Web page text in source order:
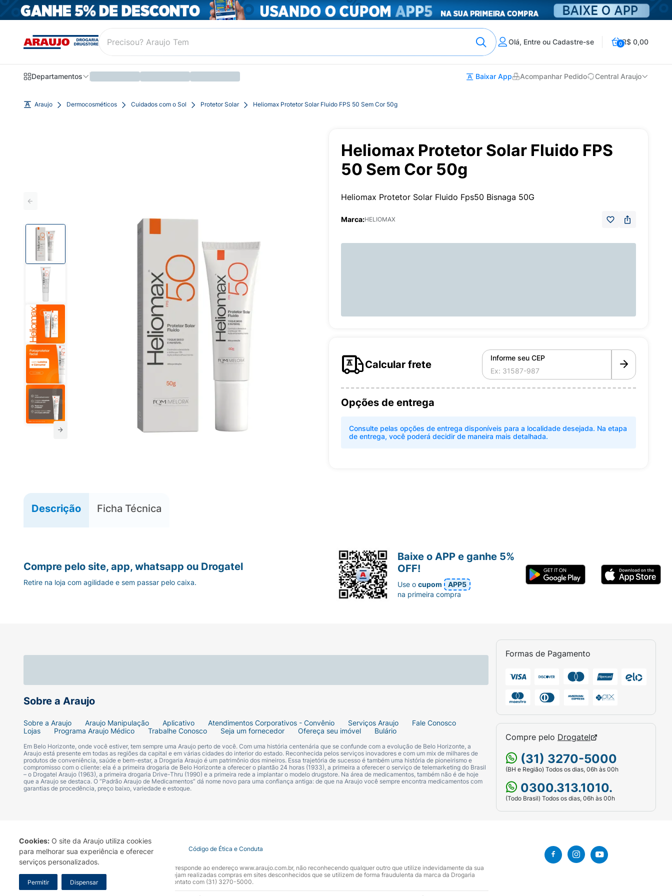
Cookies: O site da Araujo utiliza cookies
para melhorar sua experiência e oferecer
serviços personalizados.
Permitir Dispensar
Olá, Entre ou Cadastre-se 0R$ 0,00
Departamentos Baixar App Acompanhar Pedido Central Araujo
Araujo Dermocosméticos Cuidados com o Sol Protetor Solar Heliomax Protetor Solar Fluido FPS 50 Sem Cor 50g
Heliomax Protetor Solar Fluido FPS
50 Sem Cor 50g
Heliomax Protetor Solar Fluido Fps50 Bisnaga 50G
Marca:HELIOMAX
Calcular frete
Informe seu CEP
Opções de entrega
Consulte pelas opções de entrega disponíveis para a localidade desejada. Na etapa
de entrega, você poderá decidir de maneira mais detalhada.
Descrição Ficha Técnica
Sobre a Araujo
Sobre a Araujo Araujo Manipulação Aplicativo Atendimentos Corporativos - Convênio Serviços Araujo
Fale Conosco
Lojas
Programa Araujo Médico Trabalhe Conosco Seja um fornecedor Ofereça seu imóvel Bulário
Em Belo Horizonte, onde você estiver, tem sempre uma Araujo perto de você. Com uma história centenária que se confunde com a evolução de Belo Horizonte, a
Araujo está presente em todas as regiões da capital e em várias cidades do interior do estado. Reconhecida pelos serviços inovadores e com um mix de milhares de
produtos de conveniência, saúde e bem-estar, a Drogaria Araujo é um patrimônio dos mineiros. Essa trajetória de sucesso é também uma história de pioneirismo e
compromisso com o cliente: ela é a primeira drogaria de Belo Horizonte a oferecer o plantão 24 horas (1933), a primeira a oferecer o serviço de telemarketing do Brasil
– o Drogatel Araujo (1963), a primeira drogaria Drive-Thru (1990) e a primeira rede a implantar o modelo drugstore. Na área de medicamentos, também não é de hoje
que a Araujo se destaca. O “Padrão Araujo de Medicamentos” dá nome novo para uma confiança antiga: de que na Araujo você sempre encontra medicamentos com
garantias de procedência, preço baixo, variedade e estoque.
Formas de Pagamento
Compre pelo Drogatel
(31) 3270-5000
(BH e Região) Todos os dias, 06h às 00h
0300.313.1010.
(Todo Brasil) Todos os dias, 06h às 00h
Compre pelo site, app, whatsapp ou Drogatel
Retire na loja com agilidade e sem passar pelo caixa.
Baixe o APP e ganhe 5%
OFF!
Use ocupom
APP5
na primeira compra
Termo de Uso Portal da Privacidade Covid-19 Código de Ética e Conduta
A Drogaria Araujo S/A informa que o seu site oficial corresponde ao endereço www.araujo.com.br, não reconhecendo qualquer outro que utilize indevidamente da sua
marca. Para sua segurança recomendamos que não sejam realizadas compras em sites desconhecidos que se utilizem de forma fraudulenta da marca da Drogaria
Araujo S.A. Em caso de dúvidas, gentileza entrar em contato com (31) 3270-5000.